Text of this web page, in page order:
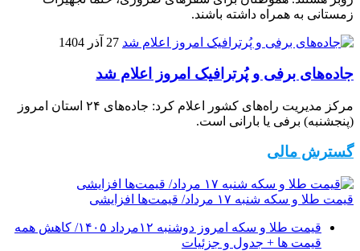
زمستانی به همراه داشته باشند.
27 آذر 1404
جاده‌های برفی و پُرترافیک امروز اعلام شد
مرکز مدیریت راه‌های کشور اعلام کرد: جاده‌های ۲۴ استان امروز
(پنجشنبه) برفی یا بارانی است.
گسترش مالی
قیمت طلا و سکه شنبه ۱۷ مرداد/ قیمت‌ها افزایشی
قیمت طلا و سکه امروز دوشنبه ۱۲مرداد ۱۴۰۵/ کاهش همه
قیمت ها + جدول و جزئیات